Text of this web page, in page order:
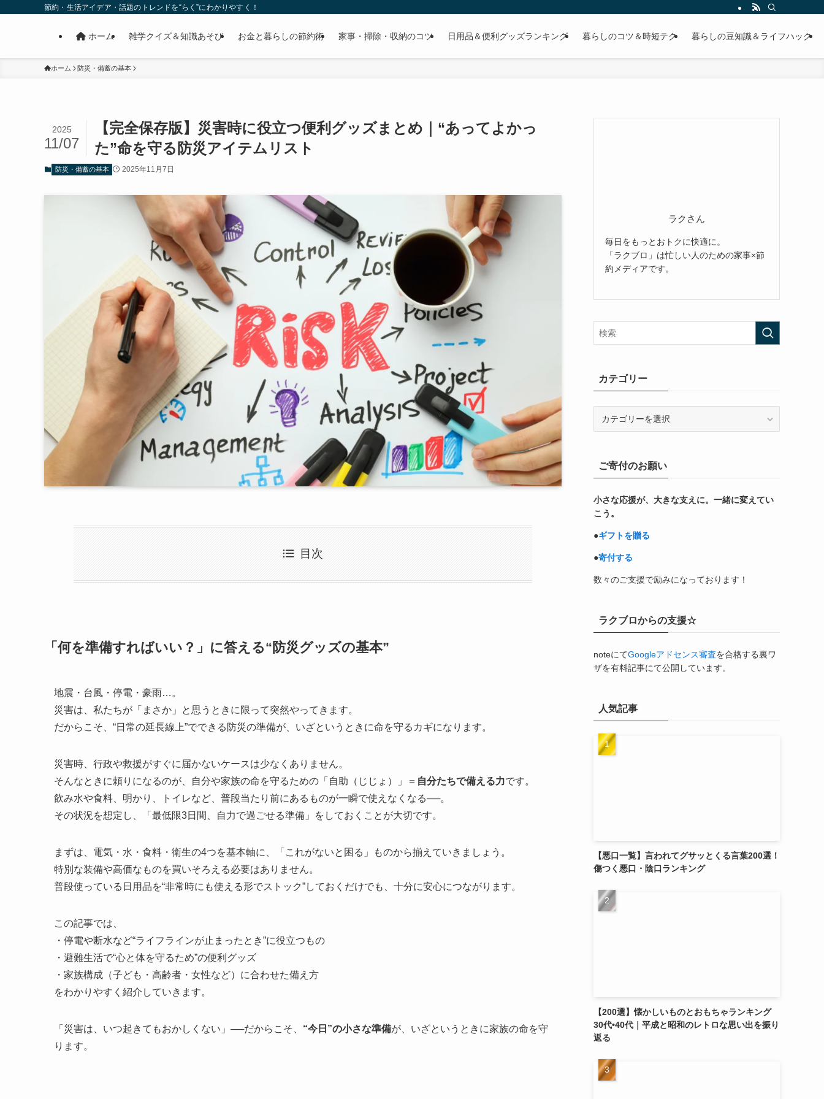
節約・生活アイデア・話題のトレンドを“らく”にわかりやすく！
ホーム 雑学クイズ＆知識あそび お金と暮らしの節約術 家事・掃除・収納のコツ 日用品＆便利グッズランキング 暮らしのコツ＆時短テク 暮らしの豆知識＆ライフハック
ホーム 防災・備蓄の基本
【完全保存版】災害時に役立つ便利グッズまとめ｜“あってよかっ
た”命を守る防災アイテムリスト
2025
11/07
防災・備蓄の基本 2025年11月7日
目次
「何を準備すればいい？」に答える“防災グッズの基本”
地震・台風・停電・豪雨…。
災害は、私たちが「まさか」と思うときに限って突然やってきます。
だからこそ、“日常の延長線上”でできる防災の準備が、いざというときに命を守るカギになります。
災害時、行政や救援がすぐに届かないケースは少なくありません。
そんなときに頼りになるのが、自分や家族の命を守るための「自助（じじょ）」＝ 自分たちで備える力です。
飲み水や食料、明かり、トイレなど、普段当たり前にあるものが一瞬で使えなくなる──。
その状況を想定し、「最低限3日間、自力で過ごせる準備」をしておくことが大切です。
まずは、電気・水・食料・衛生の4つを基本軸に、「これがないと困る」ものから揃えていきましょう。
特別な装備や高価なものを買いそろえる必要はありません。
普段使っている日用品を“非常時にも使える形でストック”しておくだけでも、十分に安心につながります。
この記事では、
・停電や断水など“ライフラインが止まったとき”に役立つもの
・避難生活で“心と体を守るため”の便利グッズ
・家族構成（子ども・高齢者・女性など）に合わせた備え方
をわかりやすく紹介していきます。
「災害は、いつ起きてもおかしくない」──だからこそ、 “今日”の小さな準備が、いざというときに家族の命を守
ります。
ラクさん
毎日をもっとおトクに快適に。
「ラクブロ」は忙しい人のための家事×節
約メディアです。
カテゴリー
ーご寄付のお願い
小さな応援が、大きな支えに。一緒に変えてい
こう。
●ギフトを贈る
●寄付する
数々のご支援で励みになっております！
ラクブロからの支援☆
noteにてGoogleアドセンス審査を合格する裏ワ
ザを有料記事にて公開しています。
人気記事
【悪口一覧】言われてグサッとくる言葉200選！
傷つく悪口・陰口ランキング
【200選】懐かしいものとおもちゃランキング
30代•40代｜平成と昭和のレトロな思い出を振り
返る